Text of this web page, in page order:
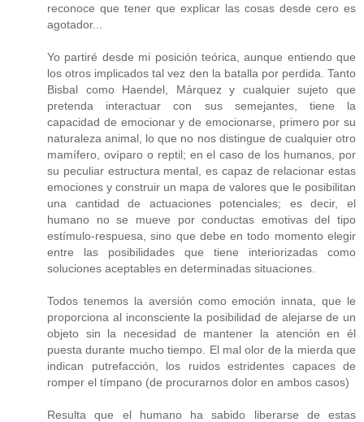
reconoce que tener que explicar las cosas desde cero es
agotador...
Yo partiré desde mi posición teórica, aunque entiendo que
los otros implicados tal vez den la batalla por perdida. Tanto
Bisbal como Haendel, Márquez y cualquier sujeto que
pretenda interactuar con sus semejantes, tiene la
capacidad de emocionar y de emocionarse, primero por su
naturaleza animal, lo que no nos distingue de cualquier otro
mamífero, ovíparo o reptil; en el caso de los humanos, por
su peculiar estructura mental, es capaz de relacionar estas
emociones y construir un mapa de valores que le posibilitan
una cantidad de actuaciones potenciales; es decir, el
humano no se mueve por conductas emotivas del tipo
estímulo-respuesa, sino que debe en todo momento elegir
entre las posibilidades que tiene interiorizadas como
soluciones aceptables en determinadas situaciones.
Todos tenemos la aversión como emoción innata, que le
proporciona al inconsciente la posibilidad de alejarse de un
objeto sin la necesidad de mantener la atención en él
puesta durante mucho tiempo. El mal olor de la mierda que
indican putrefacción, los ruidos estridentes capaces de
romper el tímpano (de procurarnos dolor en ambos casos)
Resulta que el humano ha sabido liberarse de estas